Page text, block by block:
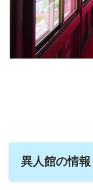
異人館の情報